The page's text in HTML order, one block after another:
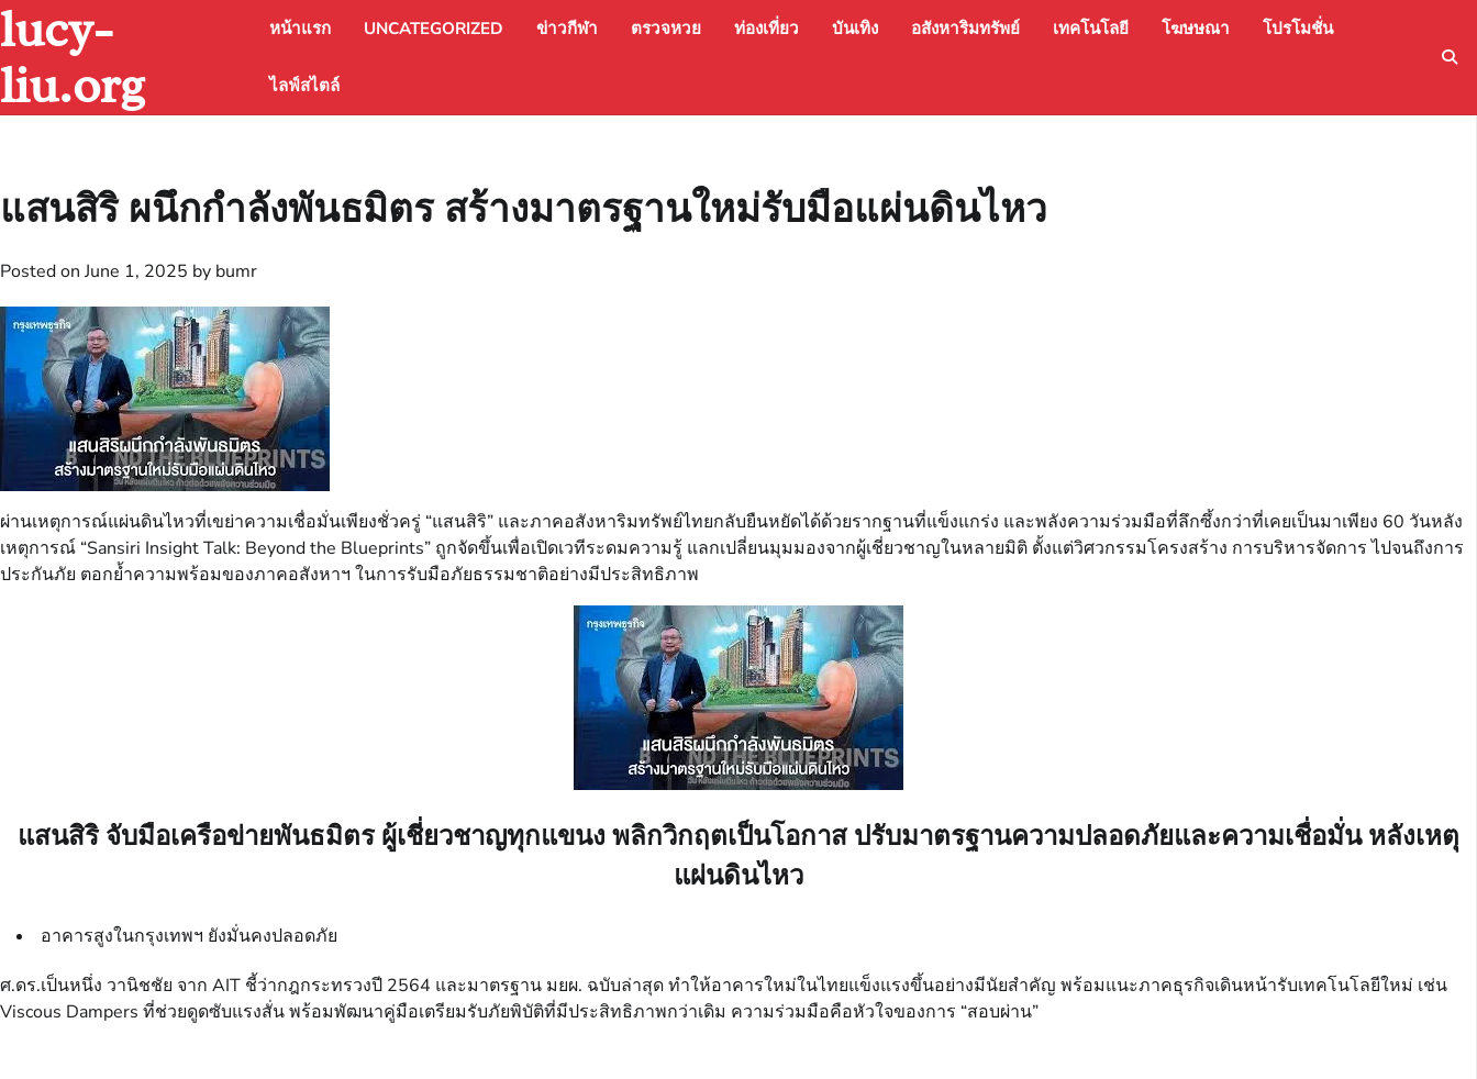
Skip
to
content
lucy-
liu.org
หน้าแรก UNCATEGORIZED ข่าวกีฬา ตรวจหวย ท่องเที่ยว บันเทิง อสังหาริมทรัพย์ เทคโนโลยี โฆษษณา โปรโมชั่น
ไลฟ์สไตล์
แสนสิริ ผนึกกำลังพันธมิตร สร้างมาตรฐานใหม่รับมือแผ่นดินไหว
Posted onJune 1, 2025 by bumr
ผ่านเหตุการณ์แผ่นดินไหวที่เขย่าความเชื่อมั่นเพียงชั่วครู่ “แสนสิริ” และภาคอสังหาริมทรัพย์ไทยกลับยืนหยัดได้ด้วยรากฐานที่แข็งแกร่ง และพลังความร่วมมือที่ลึกซึ้งกว่าที่เคยเป็นมาเพียง 60 วันหลัง
เหตุการณ์ “Sansiri Insight Talk: Beyond the Blueprints” ถูกจัดขึ้นเพื่อเปิดเวทีระดมความรู้ แลกเปลี่ยนมุมมองจากผู้เชี่ยวชาญในหลายมิติ ตั้งแต่วิศวกรรมโครงสร้าง การบริหารจัดการ ไปจนถึงการ
ประกันภัย ตอกย้ำความพร้อมของภาคอสังหาฯ ในการรับมือภัยธรรมชาติอย่างมีประสิทธิภาพ
แสนสิริ จับมือเครือข่ายพันธมิตร ผู้เชี่ยวชาญทุกแขนง พลิกวิกฤตเป็นโอกาส ปรับมาตรฐานความปลอดภัยและความเชื่อมั่น หลังเหตุ
แผ่นดินไหว
อาคารสูงในกรุงเทพฯ ยังมั่นคงปลอดภัย
ศ.ดร.เป็นหนึ่ง วานิชชัย จาก AIT ชี้ว่ากฎกระทรวงปี 2564 และมาตรฐาน มยผ. ฉบับล่าสุด ทำให้อาคารใหม่ในไทยแข็งแรงขึ้นอย่างมีนัยสำคัญ พร้อมแนะภาคธุรกิจเดินหน้ารับเทคโนโลยีใหม่ เช่น
Viscous Dampers ที่ช่วยดูดซับแรงสั่น พร้อมพัฒนาคู่มือเตรียมรับภัยพิบัติที่มีประสิทธิภาพกว่าเดิม ความร่วมมือคือหัวใจของการ “สอบผ่าน”